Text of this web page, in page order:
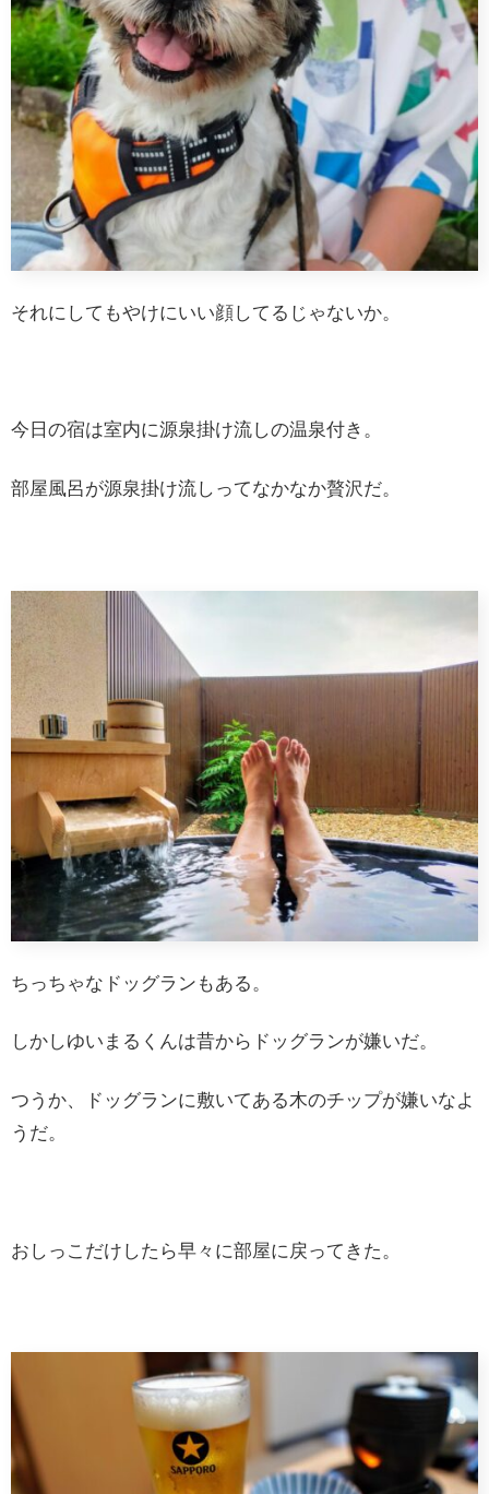
それにしてもやけにいい顔してるじゃないか。
今日の宿は室内に源泉掛け流しの温泉付き。
部屋風呂が源泉掛け流しってなかなか贅沢だ。
ちっちゃなドッグランもある。
しかしゆいまるくんは昔からドッグランが嫌いだ。
つうか、ドッグランに敷いてある木のチップが嫌いなよ
うだ。
おしっこだけしたら早々に部屋に戻ってきた。